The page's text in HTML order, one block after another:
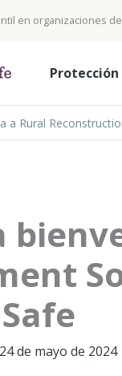
en organizaciones
a Rural
24 de mayo de 2024